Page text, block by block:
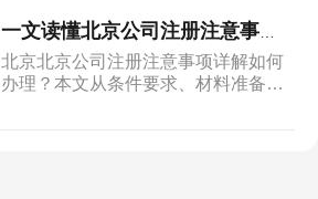
北京北京公司注册注意事项详解如何
办理？本文从条件要求、材料准备到